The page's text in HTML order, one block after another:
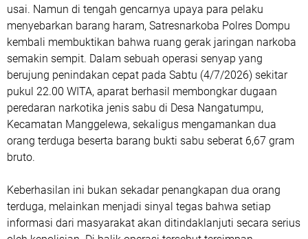
usai. Namun di tengah gencarnya upaya para pelaku
menyebarkan barang haram, Satresnarkoba Polres Dompu
kembali membuktikan bahwa ruang gerak jaringan narkoba
semakin sempit. Dalam sebuah operasi senyap yang
berujung penindakan cepat pada Sabtu (4/7/2026) sekitar
pukul 22.00 WITA, aparat berhasil membongkar dugaan
peredaran narkotika jenis sabu di Desa Nangatumpu,
Kecamatan Manggelewa, sekaligus mengamankan dua
orang terduga beserta barang bukti sabu seberat 6,67 gram
bruto.
Keberhasilan ini bukan sekadar penangkapan dua orang
terduga, melainkan menjadi sinyal tegas bahwa setiap
informasi dari masyarakat akan ditindaklanjuti secara serius